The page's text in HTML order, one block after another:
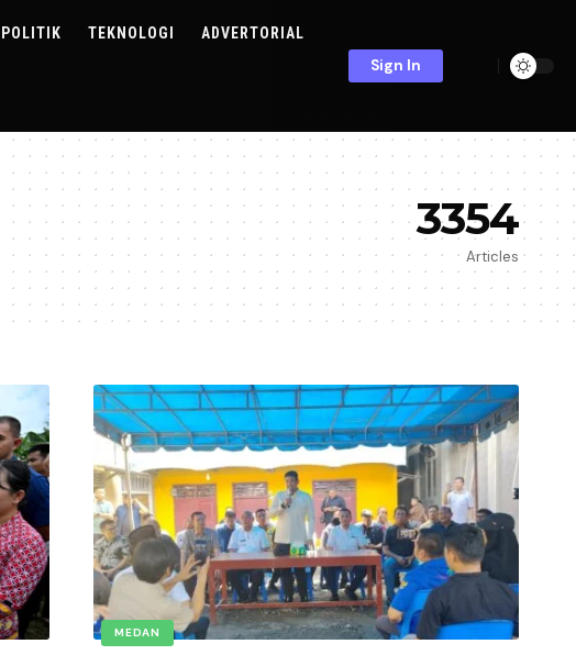
POLITIK TEKNOLOGI ADVERTORIAL
Sign In
3354
Articles
MEDAN